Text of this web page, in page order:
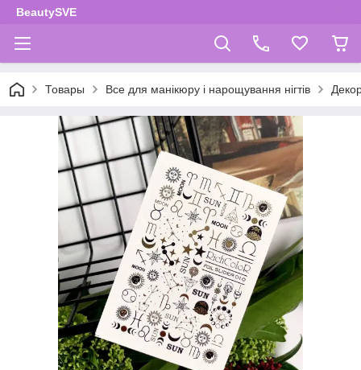
BeautySVE
Товары Все для манікюру і нарощування нігтів